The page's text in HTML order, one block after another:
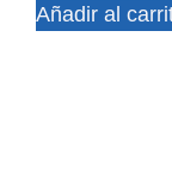
Añadir al